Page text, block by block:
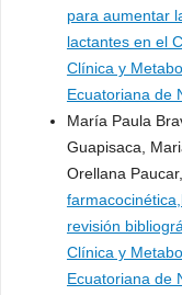
para aumentar
lactantes en el
Clínica y
Ecuatoriana de
María Paula
Guapisaca,
Orellana Paucar,
revisión
Clínica y
Ecuatoriana de